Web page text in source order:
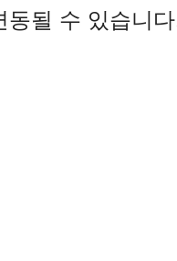
동될 수 있습니